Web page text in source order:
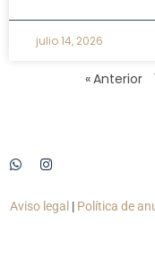
julio 14, 2026
« Anterior
Aviso legal | Política de